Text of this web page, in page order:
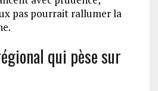
pas pourrait rallumer la
qui pèse sur